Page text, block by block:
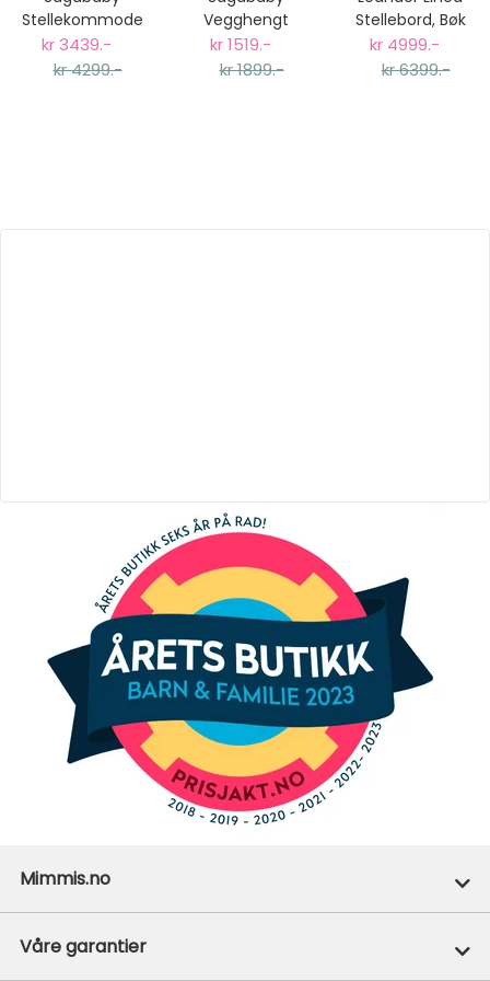
Stellekommode
Emma, Hvit Tre
kr 3439.-
kr 4299.-
Vegghengt
Stellebord, Hvit
Tre
kr 1519.-
kr 1899.-
Stellebord, Bøk
kr 4999.-
kr 6399.-
Mimmis.no
Ofte stilte spørsmål
Våre garantier